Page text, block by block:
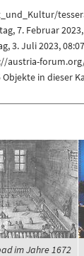
7. Februar
3. Juli 2023,
austria-
Objekte in dieser
im Jahre 1672